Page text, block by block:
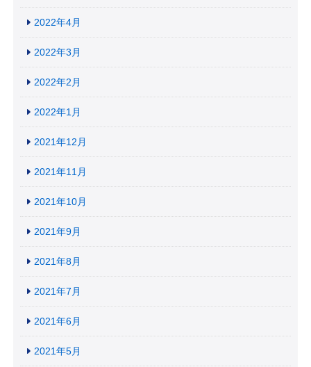
2022年4月
2022年3月
2022年2月
2022年1月
2021年12月
2021年11月
2021年10月
2021年9月
2021年8月
2021年7月
2021年6月
2021年5月